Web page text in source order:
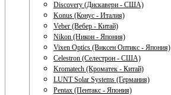
Discovery (Дискавери - США)
Konus (Конус - Италия)
Veber (Вебер - Китай)
Nikon (Никон - Япония)
Vixen Optics (Виксен Оптикс - Япония)
Celestron (Селестрон - США)
Kromatech (Кроматек - Китай)
LUNT Solar Systems (Германия)
Pentax (Пентакс - Япония)